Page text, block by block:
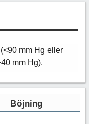
(<90 mm Hg eller
mm Hg).
Böjning